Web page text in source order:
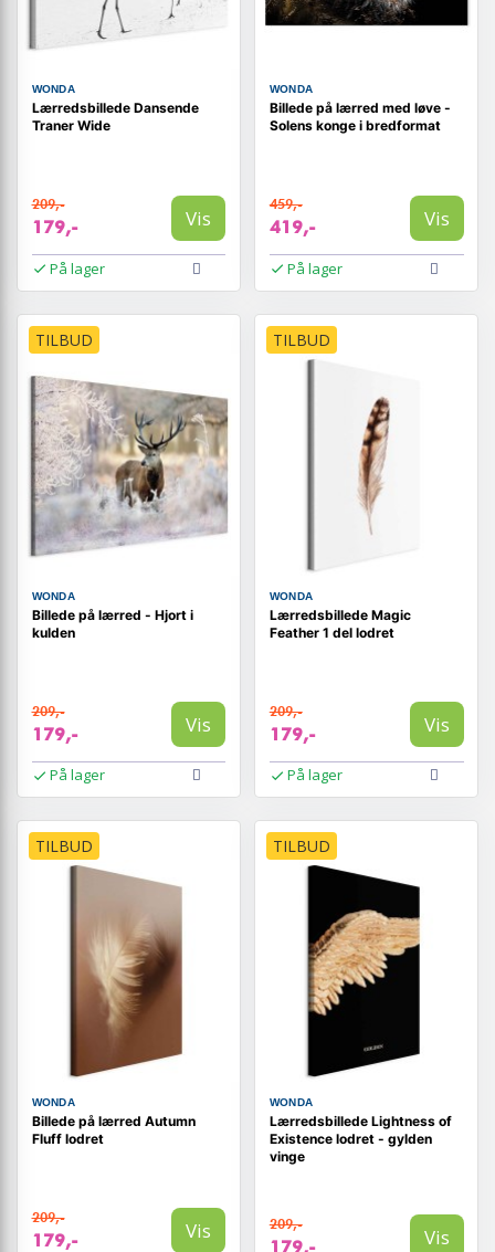
WONDA
Lærredsbillede Dansende
Traner Wide
209,-
179,- Vis
På lager
WONDA
Billede på lærred med løve -
Solens konge i bredformat
459,-
419,- Vis
På lager
TILBUD
WONDA
Billede på lærred - Hjort i
kulden
209,-
179,- Vis
På lager
TILBUD
WONDA
Lærredsbillede Magic
Feather 1 del lodret
209,-
179,- Vis
På lager
TILBUD
WONDA
Billede på lærred Autumn
Fluff lodret
209,-
179,- Vis
TILBUD
WONDA
Lærredsbillede Lightness of
Existence lodret - gylden
vinge
209,-
179,- Vis